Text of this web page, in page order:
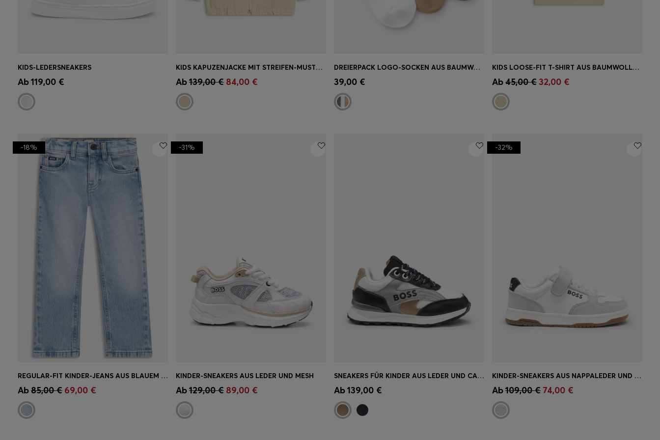
Schnelleinkauf
Größe)
KIDS-LEDERSNEAKERS
Ab119,00 € Schnelleinkauf(Wähle deine
Größe)
KIDS KAPUZENJACKE MIT STREIFEN-MUSTER AN DEN ÄRMELBÜNDCHEN
Ab139,00 € 84,00 € Schnelleinkauf
Größe)
DREIERPACK LOGO-SOCKEN AUS BAUMWOLL-MIX FÜR KINDER
39,00 € Schnelleinkauf (Wähle deine
Größe)
KIDS LOOSE-FIT T-SHIRT AUS BAUMWOLLE MIT LOGO-ARTWORK
Ab45,00 €32,00 €
Schnelleinkauf(Wähle deine
Größe)
-18%
REGULAR-FIT KINDER-JEANS AUS BLAUEM STRETCH-DENIM
Ab85,00 € 69,00 € Schnelleinkauf(Wähle deine
Größe)
-31%
KINDER-SNEAKERS AUS LEDER UND MESH
Ab129,00 € 89,00 € Schnelleinkauf
Größe)
SNEAKERS FÜR KINDER AUS LEDER UND CANVAS MIT LOGO
Ab139,00 € Schnelleinkauf(Wähle deine
Größe)
-32%
KINDER-SNEAKERS AUS NAPPALEDER UND CANVAS MIT LOGO
Ab109,00 € 74,00 €